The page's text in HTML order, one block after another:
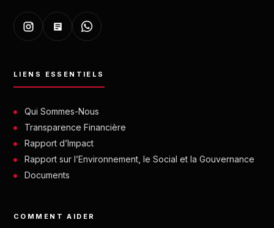
LIENS ESSENTIELS
Qui Sommes-Nous
Transparence Financière
Rapport d’Impact
Rapport sur l’Environnement, le Social et la Gouvernance
Documents
COMMENT AIDER